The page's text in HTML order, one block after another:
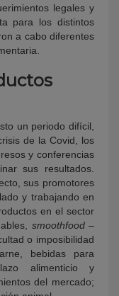
legales y
para los distintos
a cabo diferentes
un periodo difícil,
de la Covid, los
y conferencias
sus resultados.
sus promotores
y trabajando en
en el sector
smoothfood–
o imposibilidad
bebidas para
alimenticio y
del mercado;